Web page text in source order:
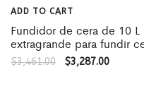
ADD TO CART
Fundidor de cera de 10
extragrande para fundir
$3,461.00 $3,287.00